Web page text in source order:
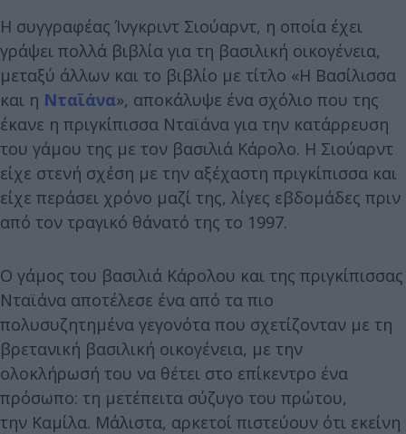
Η συγγραφέας Ίνγκριντ Σιούαρντ, η οποία έχει
γράψει πολλά βιβλία για τη βασιλική οικογένεια,
μεταξύ άλλων και το βιβλίο με τίτλο «Η Βασίλισσα
και η Νταϊάνα», αποκάλυψε ένα σχόλιο που της
έκανε η πριγκίπισσα Νταϊάνα για την κατάρρευση
του γάμου της με τον βασιλιά Κάρολο. Η Σιούαρντ
είχε στενή σχέση με την αξέχαστη πριγκίπισσα και
είχε περάσει χρόνο μαζί της, λίγες εβδομάδες πριν
από τον τραγικό θάνατό της το 1997.
Ο γάμος του βασιλιά Κάρολου και της πριγκίπισσας
Νταϊάνα αποτέλεσε ένα από τα πιο
πολυσυζητημένα γεγονότα που σχετίζονταν με τη
βρετανική βασιλική οικογένεια, με την
ολοκλήρωσή του να θέτει στο επίκεντρο ένα
πρόσωπο: τη μετέπειτα σύζυγο του πρώτου,
την Καμίλα. Μάλιστα, αρκετοί πιστεύουν ότι εκείνη